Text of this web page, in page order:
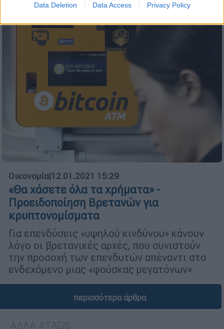
Data Deletion Data Access Privacy Policy
Οικονομία|12.01.2021 15:29
«Θα χάσετε όλα τα χρήματα» -
Προειδοποίηση Βρετανών για
κρυπτονομίσματα
Για επενδύσεις «υψηλού κινδύνου» κάνουν
λόγο οι βρετανικές αρχές, που συνιστούν
την προσοχή των επενδυτών απέναντι στο
ενδεχόμενο μιας «φούσκας μεγατόνων»
περισσότερα άρθρα